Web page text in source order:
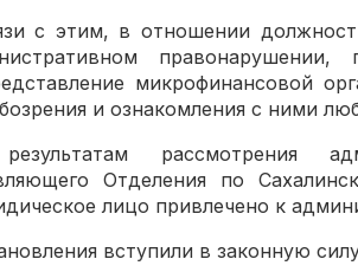
с этим, в отношении
микрофинансовой
и ознакомления с ними
рассмотрения
Отделения по
лицо привлечено к
вступили в законную